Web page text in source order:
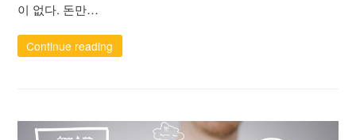
이 없다. 돈만…
Continue reading